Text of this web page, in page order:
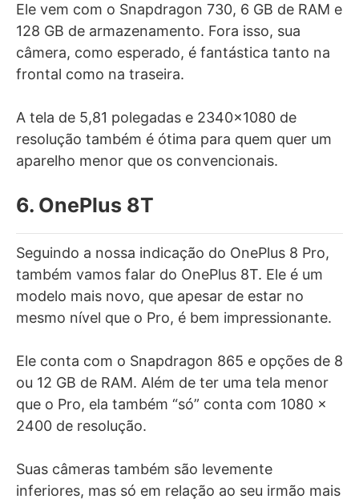
Ele vem com o Snapdragon 730, 6 GB de RAM e
128 GB de armazenamento. Fora isso, sua
câmera, como esperado, é fantástica tanto na
frontal como na traseira.
A tela de 5,81 polegadas e 2340×1080 de
resolução também é ótima para quem quer um
aparelho menor que os convencionais.
6. OnePlus 8T
Seguindo a nossa indicação do OnePlus 8 Pro,
também vamos falar do OnePlus 8T. Ele é um
modelo mais novo, que apesar de estar no
mesmo nível que o Pro, é bem impressionante.
Ele conta com o Snapdragon 865 e opções de 8
ou 12 GB de RAM. Além de ter uma tela menor
que o Pro, ela também “só” conta com 1080 x
2400 de resolução.
Suas câmeras também são levemente
inferiores, mas só em relação ao seu irmão mais